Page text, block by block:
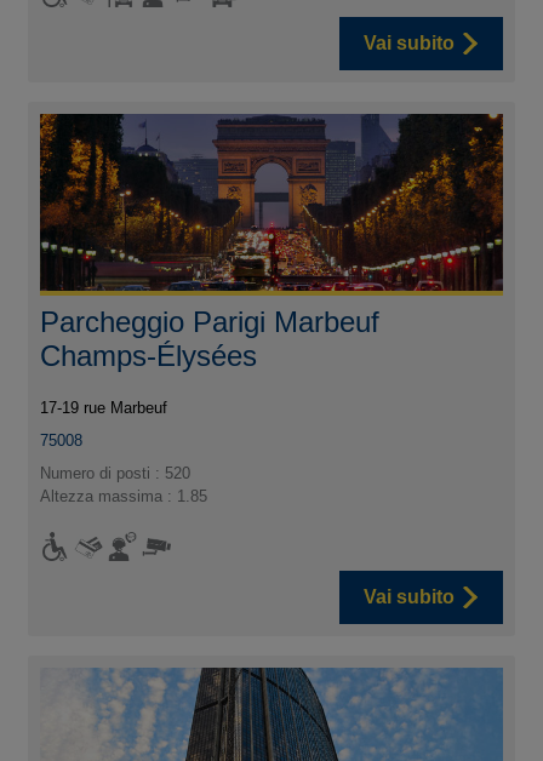
Vai subito
Parcheggio Parigi Marbeuf
Champs-Élysées
17-19 rue Marbeuf
75008
Numero di posti : 520
Altezza massima : 1.85
Vai subito